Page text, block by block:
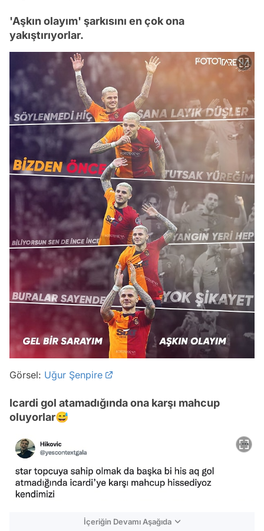
'Aşkın olayım' şarkısını en çok ona
yakıştırıyorlar.
Görsel: Uğur Şenpire
Icardi gol atamadığında ona karşı mahcup
oluyorlar😅
İçeriğin Devamı Aşağıda